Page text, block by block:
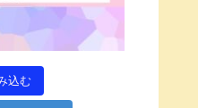
込む